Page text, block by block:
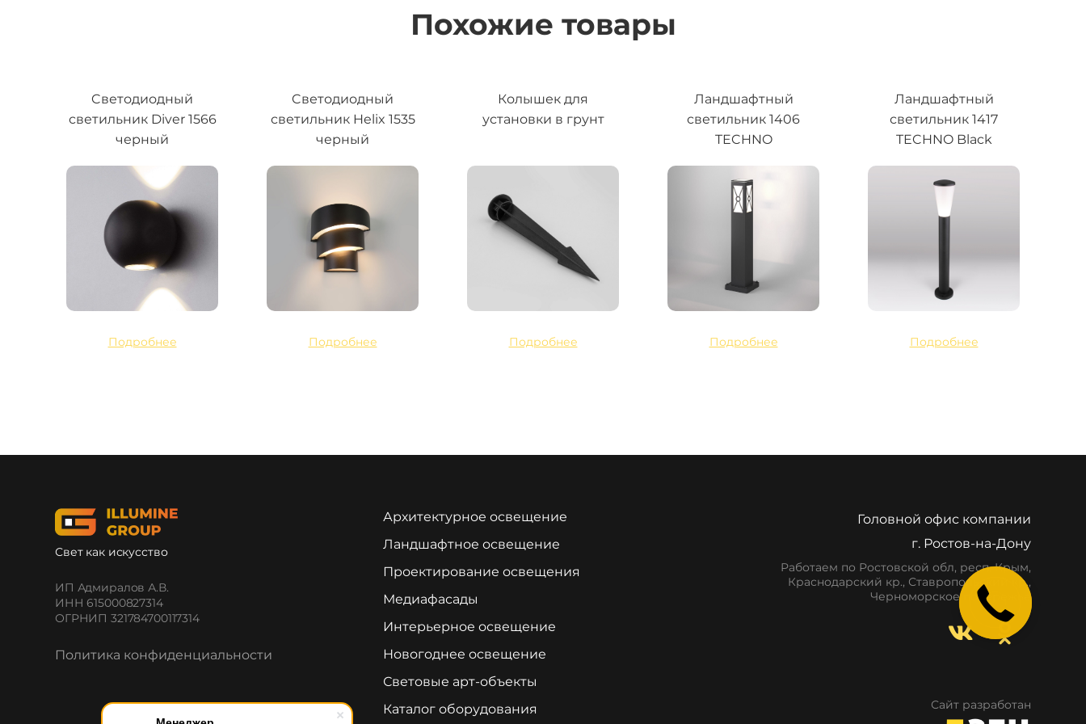
Похожие товары
Cветодиодный
светильник Diver 1566
черный
Подробнее
Cветодиодный
светильник Helix 1535
черный
Подробнее
Колышек для
установки в грунт
Подробнее
Ландшафтный
светильник 1406
TECHNO
Подробнее
Ландшафтный
светильник 1417
TECHNO Black
Подробнее
Свет как искусство
ИП Адмиралов А.В.
ИНН 615000827314
ОГРНИП 321784700117314
Политика конфиденциальности
Архитектурное освещение
Ландшафтное освещение
Проектирование освещения
Медиафасады
Интерьерное освещение
Новогоднее освещение
Световые арт-объекты
Каталог оборудования
Головной офис компании
г. Ростов-на-Дону
Работаем по Ростовской обл, респ. Крым,
Краснодарский кр., Ставропольский кр.,
Черноморское побережье
Сайт разработан